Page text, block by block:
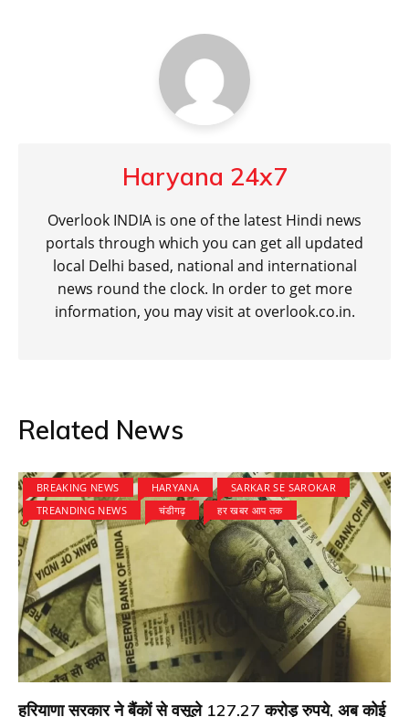
Haryana 24x7
Overlook INDIA is one of the latest Hindi news
portals through which you can get all updated
local Delhi based, national and international
news round the clock. In order to get more
information, you may visit at overlook.co.in.
Related News
BREAKING NEWS HARYANA
SARKAR SE SAROKAR
TREANDING NEWS
चंडीगढ़ हर खबर आप तक
हरियाणा सरकार ने बैंकों से वसूले 127.27 करोड़ रुपये, अब कोई